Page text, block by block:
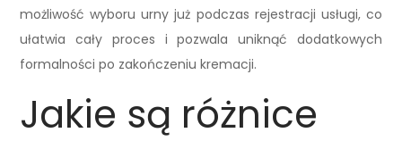
możliwość wyboru urny już podczas rejestracji usługi, co
ułatwia cały proces i pozwala uniknąć dodatkowych
formalności po zakończeniu kremacji.
Jakie są różnice